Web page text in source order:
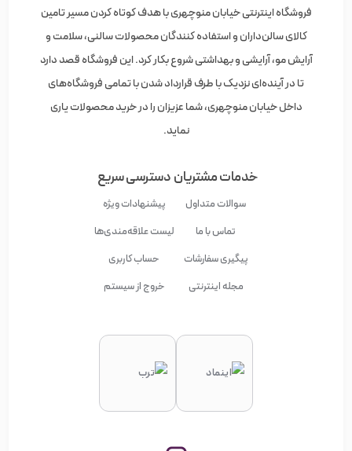
فروشگاه اینترنتی خیابان منوچهری با هدف کوتاه کردن مسیر تامین
کالای سالن‌داران و استفاده کنندگان محصولات سالنی، سلامت و
آرایش مو، آرایشی و بهداشتی شروع بکار کرد. این فروشگاه قصد دارد
تا در آینده‌ای نزدیک با طرف قرارداد شدن با تمامی فروشگاه‌های
داخل خیابان منوچهری، شما عزیزان را در خرید محصولات یاری
نماید.
خدمات مشتریان
سوالات متداول
تماس با ما
پیگیری سفارشات
مجله اینترنتی
دسترسی سریع
پیشنهادات ویژه
لیست علاقه‌مندی‌ها
حساب کاربری
خروج از سیستم